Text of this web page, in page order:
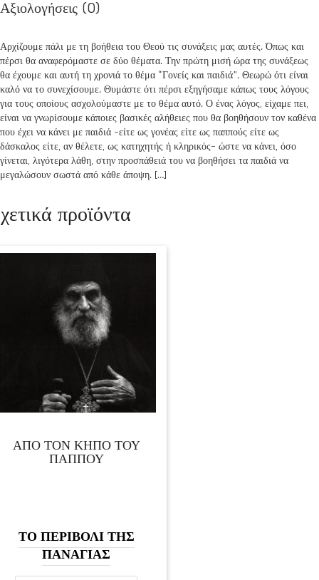
Αξιολογήσεις (0)
Αρχίζουμε πάλι με τη βοήθεια του Θεού τις συνάξεις μας αυτές. Όπως και
πέρσι θα αναφερόμαστε σε δύο θέματα. Την πρώτη μισή ώρα της συνάξεως
θα έχουμε και αυτή τη χρονιά το θέμα “Γονείς και παιδιά”. Θεωρώ ότι είναι
καλό να το συνεχίσουμε. Θυμάστε ότι πέρσι εξηγήσαμε κάπως τους λόγους
για τους οποίους ασχολούμαστε με το θέμα αυτό. Ο ένας λόγος, είχαμε πει,
είναι να γνωρίσουμε κάποιες βασικές αλήθειες που θα βοηθήσουν τον καθένα
που έχει να κάνει με παιδιά -είτε ως γονέας είτε ως παππούς είτε ως
δάσκαλος είτε, αν θέλετε, ως κατηχητής ή κληρικός- ώστε να κάνει, όσο
γίνεται, λιγότερα λάθη, στην προσπάθειά του να βοηθήσει τα παιδιά να
μεγαλώσουν σωστά από κάθε άποψη. […]
προϊόντα
ΑΠΟ ΤΟΝ ΚΗΠΟ ΤΟΥ
ΠΑΠΠΟΥ
ΤΟ ΠΕΡΙΒΟΛΙ ΤΗΣ
ΠΑΝΑΓΙΑΣ